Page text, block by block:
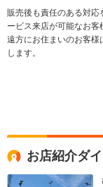
販売後も責任のある対
ービス来店が可能なお客
遠方にお住まいのお客様
します。
お店紹介ダ